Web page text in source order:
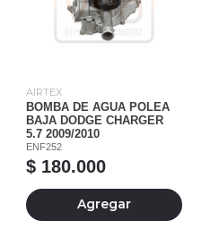
AIRTEX
BOMBA DE AGUA POLEA
BAJA DODGE CHARGER
5.7 2009/2010
ENF252
$ 180.000
Agregar